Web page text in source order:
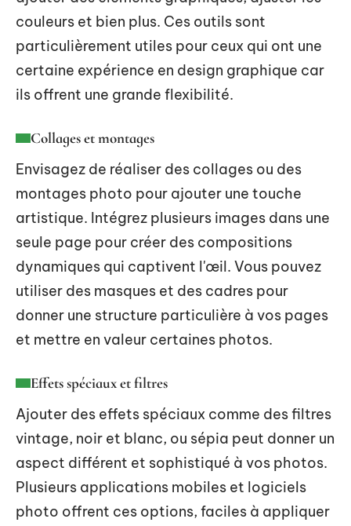
couleurs et bien plus. Ces outils sont
particulièrement utiles pour ceux qui ont une
certaine expérience en design graphique car
ils offrent une grande flexibilité.
Collages et montages
Envisagez de réaliser des collages ou des
montages photo pour ajouter une touche
artistique. Intégrez plusieurs images dans une
seule page pour créer des compositions
dynamiques qui captivent l'œil. Vous pouvez
utiliser des masques et des cadres pour
donner une structure particulière à vos pages
et mettre en valeur certaines photos.
Effets spéciaux et filtres
Ajouter des effets spéciaux comme des filtres
vintage, noir et blanc, ou sépia peut donner un
aspect différent et sophistiqué à vos photos.
Plusieurs applications mobiles et logiciels
photo offrent ces options, faciles à appliquer